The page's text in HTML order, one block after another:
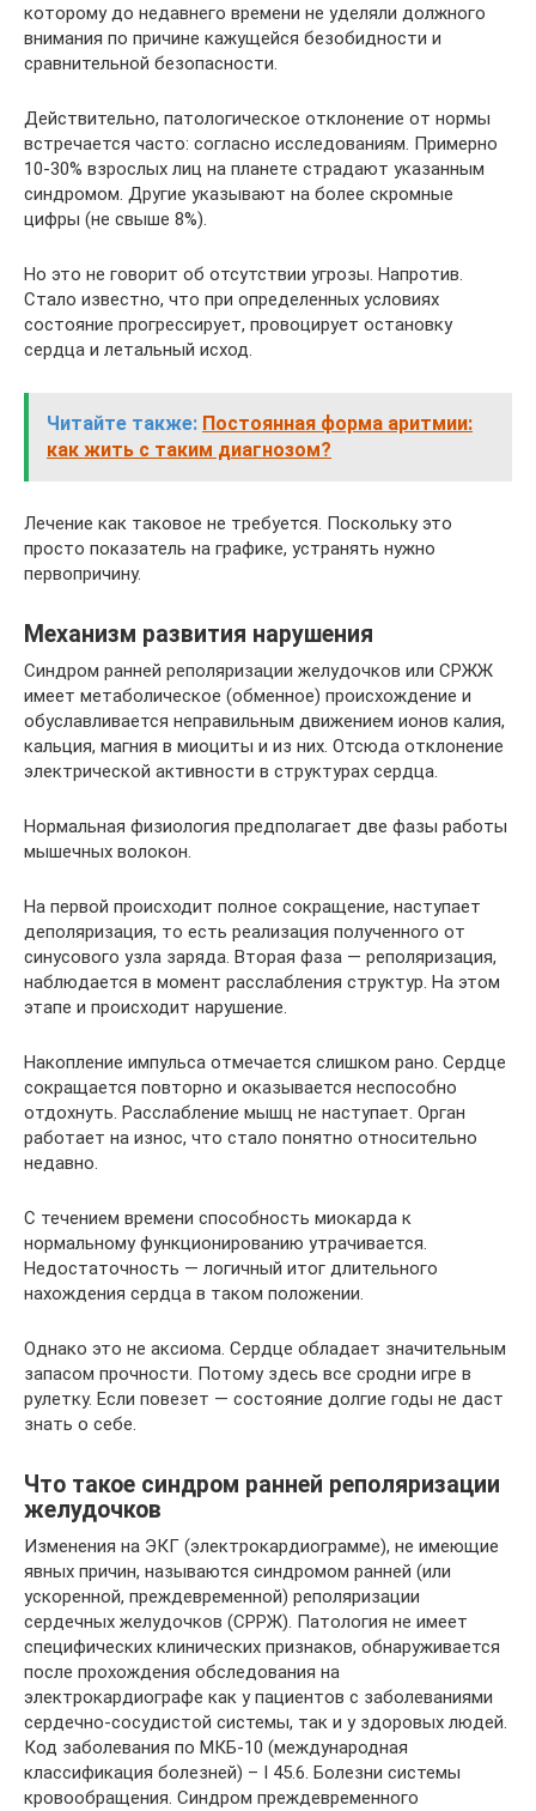
которому до недавнего времени не уделяли должного
внимания по причине кажущейся безобидности и
сравнительной безопасности.
Действительно, патологическое отклонение от нормы
встречается часто: согласно исследованиям. Примерно
10-30% взрослых лиц на планете страдают указанным
синдромом. Другие указывают на более скромные
цифры (не свыше 8%).
Но это не говорит об отсутствии угрозы. Напротив.
Стало известно, что при определенных условиях
состояние прогрессирует, провоцирует остановку
сердца и летальный исход.
Читайте также: Постоянная форма аритмии:
как жить с таким диагнозом?
Лечение как таковое не требуется. Поскольку это
просто показатель на графике, устранять нужно
первопричину.
Механизм развития нарушения
Синдром ранней реполяризации желудочков или СРЖЖ
имеет метаболическое (обменное) происхождение и
обуславливается неправильным движением ионов калия,
кальция, магния в миоциты и из них. Отсюда отклонение
электрической активности в структурах сердца.
Нормальная физиология предполагает две фазы работы
мышечных волокон.
На первой происходит полное сокращение, наступает
деполяризация, то есть реализация полученного от
синусового узла заряда. Вторая фаза — реполяризация,
наблюдается в момент расслабления структур. На этом
этапе и происходит нарушение.
Накопление импульса отмечается слишком рано. Сердце
сокращается повторно и оказывается неспособно
отдохнуть. Расслабление мышц не наступает. Орган
работает на износ, что стало понятно относительно
недавно.
С течением времени способность миокарда к
нормальному функционированию утрачивается.
Недостаточность — логичный итог длительного
нахождения сердца в таком положении.
Однако это не аксиома. Сердце обладает значительным
запасом прочности. Потому здесь все сродни игре в
рулетку. Если повезет — состояние долгие годы не даст
знать о себе.
Что такое синдром ранней реполяризации
желудочков
Изменения на ЭКГ (электрокардиограмме), не имеющие
явных причин, называются синдромом ранней (или
ускоренной, преждевременной) реполяризации
сердечных желудочков (СРРЖ). Патология не имеет
специфических клинических признаков, обнаруживается
после прохождения обследования на
электрокардиографе как у пациентов с заболеваниями
сердечно-сосудистой системы, так и у здоровых людей.
Код заболевания по МКБ-10 (международная
классификация болезней) – I 45.6. Болезни системы
кровообращения. Синдром преждевременного